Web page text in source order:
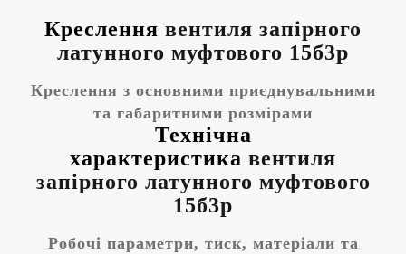
Креслення вентиля запірного
латунного муфтового 15б3р
Креслення з основними приєднувальними
та габаритними розмірами
Технічна
характеристика вентиля
запірного латунного муфтового
15б3р
Робочі параметри, тиск, матеріали та